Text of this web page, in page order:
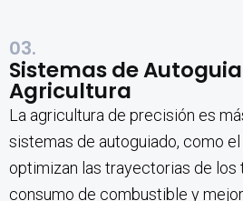
03.
Sistemas de
Agricultura
La agricultura de precisión es
sistemas de autoguiado, como el
optimizan las trayectorias de los
consumo de combustible y